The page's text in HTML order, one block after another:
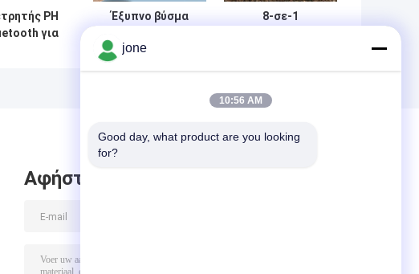
PH
για
Έξυπνο βύσμα
Tuya με
8-σε-1
Αλατότητα
Αφήστε μήνυμα
jone
10:56 AM
Good day, what product are you looking
for?